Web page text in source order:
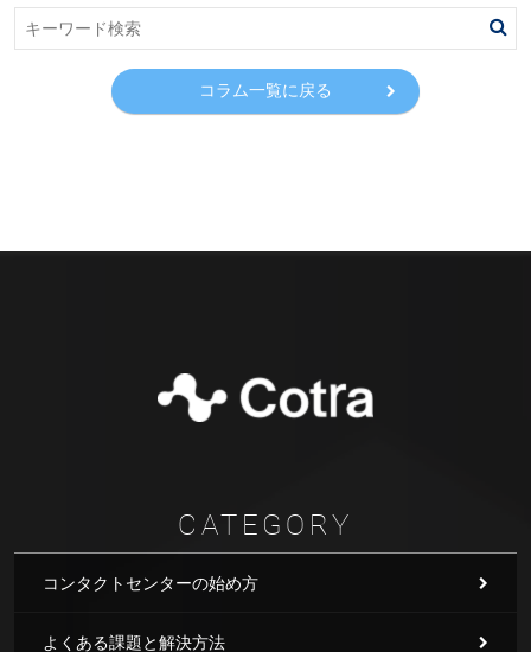
コラム一覧に戻る
CATEGORY
コンタクトセンターの始め方
よくある課題と解決方法